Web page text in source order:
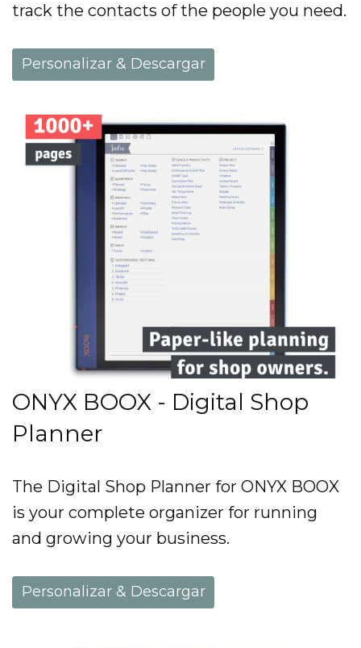
track the contacts of the people you need.
Personalizar & Descargar
ONYX BOOX - Digital Shop
Planner
The Digital Shop Planner for ONYX BOOX
is your complete organizer for running
and growing your business.
Personalizar & Descargar